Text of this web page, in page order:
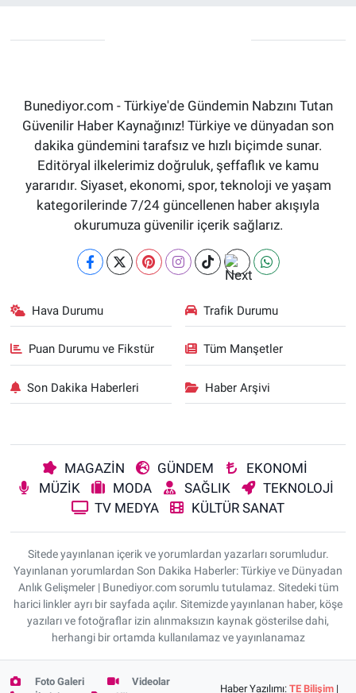
Bunediyor.com - Türkiye'de Gündemin Nabzını Tutan
Güvenilir Haber Kaynağınız! Türkiye ve dünyadan son
dakika gündemini tarafsız ve hızlı biçimde sunar.
Editöryal ilkelerimiz doğruluk, şeffaflık ve kamu
yararıdır. Siyaset, ekonomi, spor, teknoloji ve yaşam
kategorilerinde 7/24 güncellenen haber akışıyla
okurumuza güvenilir içerik sağlarız.
Hava Durumu Trafik Durumu
Puan Durumu ve Fikstür Tüm Manşetler
Son Dakika Haberleri Haber Arşivi
MAGAZİN GÜNDEM
EKONOMİ
MÜZİK
MODA SAĞLIK
TEKNOLOJİ
TV MEDYA
KÜLTÜR SANAT
Sitede yayınlanan içerik ve yorumlardan yazarları sorumludur.
Yayınlanan yorumlardan Son Dakika Haberler: Türkiye ve Dünyadan
Anlık Gelişmeler | Bunediyor.com sorumlu tutulamaz. Sitedeki tüm
harici linkler ayrı bir sayfada açılır. Sitemizde yayınlanan haber, köşe
yazıları ve fotoğraflar izin alınmaksızın kaynak gösterilse dahi,
herhangi bir ortamda kullanılamaz ve yayınlanamaz
Foto Galeri
Videolar
Haber Yazılımı:TE Bilişim |